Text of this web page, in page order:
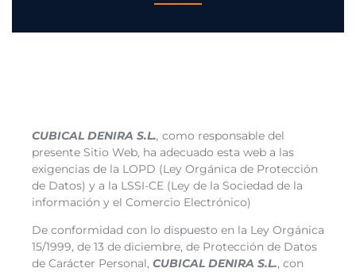
CUBICAL DENIRA S.L., como responsable del
presente Sitio Web, ha adecuado esta web a las
exigencias de la LOPD (Ley Orgánica de Protección
de Datos) y a la LSSI-CE (Ley de la Sociedad de la
información y el Comercio Electrónico)
De conformidad con lo dispuesto en la Ley Orgánica
15/1999, de 13 de diciembre, de Protección de Datos
de Carácter Personal, CUBICAL DENIRA S.L., con